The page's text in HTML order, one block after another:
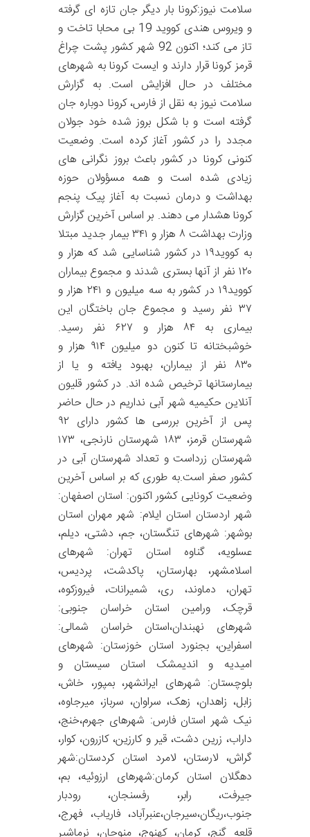
سلامت نیوز:کرونا بار دیگر جان تازه ای گرفته
و ویروس هندی کووید 19 بی محابا تاخت و
تاز می کند؛ اکنون 92 شهر کشور پشت چراغ
قرمز کرونا قرار دارند و ایست کرونا به شهرهای
مختلف در حال افزایش است. به گزارش
سلامت نیوز به نقل از فارس، کرونا دوباره جان
گرفته است و با شکل بروز شده خود جولان
مجدد را در کشور آغاز کرده است. وضعیت
کنونی کرونا در کشور باعث بروز نگرانی های
زیادی شده است و همه مسؤولان حوزه
بهداشت و درمان نسبت به آغاز پیک پنجم
کرونا هشدار می دهند. بر اساس آخرین گزارش
وزارت بهداشت ۸ هزار و ۳۴۱ بیمار جدید مبتلا
به کووید۱۹ در کشور شناسایی شد که هزار و
۱۲۰ نفر از آنها بستری شدند و مجموع بیماران
کووید۱۹ در کشور به سه میلیون و ۲۴۱ هزار و
۳۷ نفر رسید و مجموع جان باختگان این
بیماری به ۸۴ هزار و ۶۲۷ نفر رسید.
خوشبختانه تا کنون دو میلیون ۹۱۴ هزار و
۸۳۰ نفر از بیماران، بهبود یافته و یا از
بیمارستانها ترخیص شده اند. در کشور قلیون
آنلاین حکیمیه شهر آبی نداریم در حال حاضر
پس از آخرین بررسی ها کشور دارای ۹۲
شهرستان قرمز، ۱۸۳ شهرستان نارنجی، ۱۷۳
شهرستان زرداست و تعداد شهرستان آبی در
کشور صفر است.به طوری که بر اساس آخرین
وضعیت کرونایی کشور اکنون: استان اصفهان:
شهر اردستان استان ایلام: شهر مهران استان
بوشهر: شهرهای تنگستان، جم، دشتی، دیلم،
عسلویه، گناوه استان تهران: شهرهای
اسلامشهر، بهارستان، پاکدشت، پردیس،
تهران، دماوند، ری، شمیرانات، فیروزکوه،
قرچک، ورامین استان خراسان جنوبی:
شهرهای نهبندان،استان خراسان شمالی:
اسفراین، بجنورد استان خوزستان: شهرهای
امیدیه و اندیمشک استان سیستان و
بلوچستان: شهرهای ایرانشهر، بمپور، خاش،
زابل، زاهدان، زهک، سراوان، سرباز، میرجاوه،
نیک شهر استان فارس: شهرهای جهرم،خنج،
داراب، زرین دشت، قیر و کارزین، کازرون، کوار،
گراش، لارستان، لامرد استان کردستان:شهر
دهگلان استان کرمان:شهرهای ارزوئیه، بم،
جیرفت، رابر، رفسنجان، رودبار
جنوب،ریگان،سیرجان،عنبرآباد، فاریاب، فهرج،